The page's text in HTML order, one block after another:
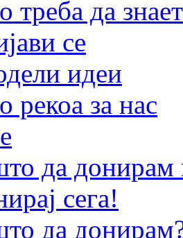
треба да
се
идеи
рекоа за нас
да
сега!
да